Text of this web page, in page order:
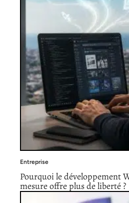
Entreprise
Pourquoi le développement
mesure offre plus de liberté ?